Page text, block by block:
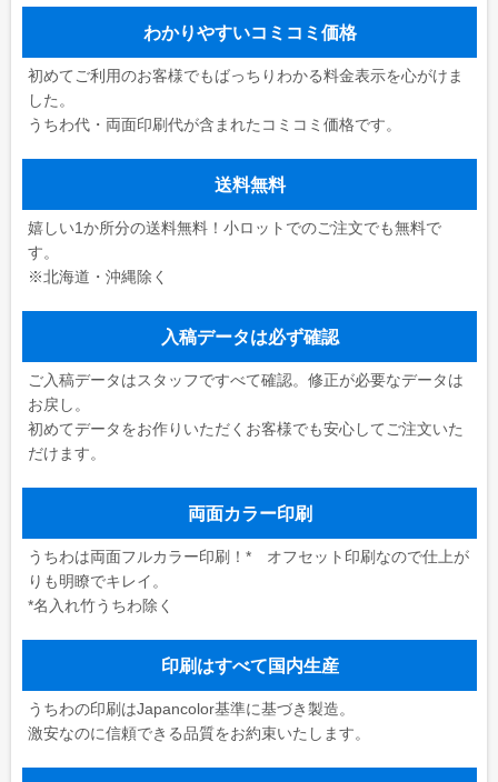
わかりやすいコミコミ価格
初めてご利用のお客様でもばっちりわかる料金表示を心がけま
した。
うちわ代・両面印刷代が含まれたコミコミ価格です。
送料無料
嬉しい1か所分の送料無料！小ロットでのご注文でも無料で
す。
※北海道・沖縄除く
入稿データは必ず確認
ご入稿データはスタッフですべて確認。修正が必要なデータは
お戻し。
初めてデータをお作りいただくお客様でも安心してご注文いた
だけます。
両面カラー印刷
うちわは両面フルカラー印刷！* オフセット印刷なので仕上が
りも明瞭でキレイ。
*名入れ竹うちわ除く
印刷はすべて国内生産
うちわの印刷はJapancolor基準に基づき製造。
激安なのに信頼できる品質をお約束いたします。